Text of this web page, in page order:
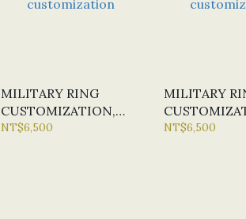
MILITARY RING
CUSTOMIZATION,
CHAMPIONSHIP RING
NT$6,500
MILITARY
NT$6,500